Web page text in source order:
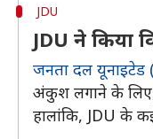
JDU
JDU ने किया
जनता दल यूनाइटेड
अंकुश लगाने के लिए,
हालांकि, JDU के